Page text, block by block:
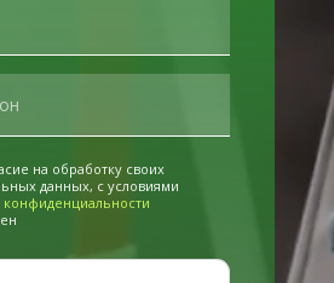
на обработку своих
данных, с условиями
конфиденциальности